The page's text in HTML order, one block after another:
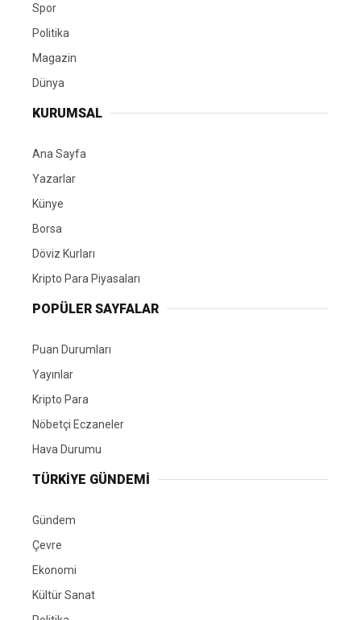
Spor
Politika
Magazin
Dünya
KURUMSAL
Ana Sayfa
Yazarlar
Künye
Borsa
Döviz Kurları
Kripto Para Piyasaları
POPÜLER SAYFALAR
Puan Durumları
Yayınlar
Kripto Para
Nöbetçi Eczaneler
Hava Durumu
TÜRKIYE GÜNDEMI
Gündem
Çevre
Ekonomi
Kültür Sanat